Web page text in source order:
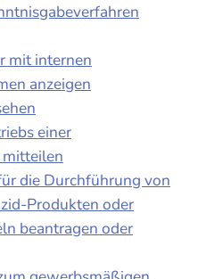
mit internen
anzeigen
einer
die Durchführung von
Produkten oder
beantragen oder